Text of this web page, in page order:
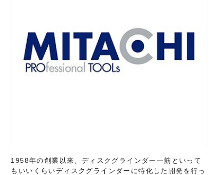
1958年の創業以来、ディスクグラインダー一筋といって
もいいくらいディスクグラインダーに特化した開発を行っ